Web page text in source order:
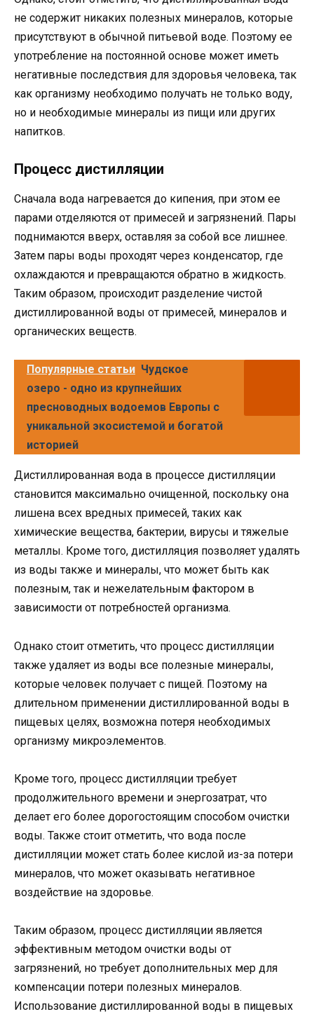
не содержит никаких полезных минералов, которые
присутствуют в обычной питьевой воде. Поэтому ее
употребление на постоянной основе может иметь
негативные последствия для здоровья человека, так
как организму необходимо получать не только воду,
но и необходимые минералы из пищи или других
напитков.
Процесс дистилляции
Сначала вода нагревается до кипения, при этом ее
парами отделяются от примесей и загрязнений. Пары
поднимаются вверх, оставляя за собой все лишнее.
Затем пары воды проходят через конденсатор, где
охлаждаются и превращаются обратно в жидкость.
Таким образом, происходит разделение чистой
дистиллированной воды от примесей, минералов и
органических веществ.
Популярные статьи Чудское
озеро - одно из крупнейших
пресноводных водоемов Европы с
уникальной экосистемой и богатой
историей
Дистиллированная вода в процессе дистилляции
становится максимально очищенной, поскольку она
лишена всех вредных примесей, таких как
химические вещества, бактерии, вирусы и тяжелые
металлы. Кроме того, дистилляция позволяет удалять
из воды также и минералы, что может быть как
полезным, так и нежелательным фактором в
зависимости от потребностей организма.
Однако стоит отметить, что процесс дистилляции
также удаляет из воды все полезные минералы,
которые человек получает с пищей. Поэтому на
длительном применении дистиллированной воды в
пищевых целях, возможна потеря необходимых
организму микроэлементов.
Кроме того, процесс дистилляции требует
продолжительного времени и энергозатрат, что
делает его более дорогостоящим способом очистки
воды. Также стоит отметить, что вода после
дистилляции может стать более кислой из-за потери
минералов, что может оказывать негативное
воздействие на здоровье.
Таким образом, процесс дистилляции является
эффективным методом очистки воды от
загрязнений, но требует дополнительных мер для
компенсации потери полезных минералов.
Использование дистиллированной воды в пищевых